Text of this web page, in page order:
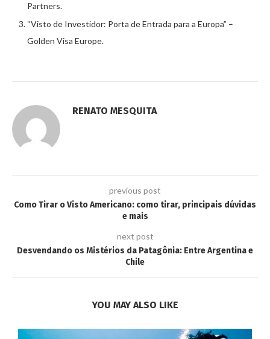
Partners.
“Visto de Investidor: Porta de Entrada para a Europa” –
Golden Visa Europe.
RENATO MESQUITA
previous post
Como Tirar o Visto Americano: como tirar, principais dúvidas
e mais
next post
Desvendando os Mistérios da Patagônia: Entre Argentina e
Chile
YOU MAY ALSO LIKE